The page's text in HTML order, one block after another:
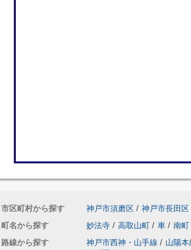
市区町村から探す 神戸市須磨区 / 神戸市長田区
町名から探す
妙法寺 / 高取山町 / 車 / 南町
路線から探す
神戸市西神・山手線 / 山陽本